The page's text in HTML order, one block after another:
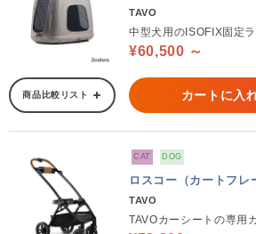
TAVO
中型犬用のISOFIX固定
¥60,500 ～
商品比較リスト カートに入
CAT DOG
ロスコー（カートフレ
TAVO
TAVOカーシートの専用